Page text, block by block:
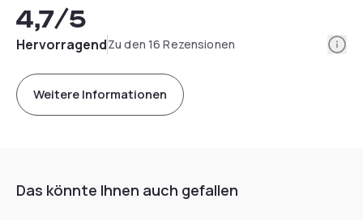
4,7/5
HervorragendZu den 16 Rezensionen
Weitere Informationen
Das könnte Ihnen auch gefallen